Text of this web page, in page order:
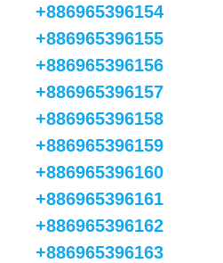
+886965396154
+886965396155
+886965396156
+886965396157
+886965396158
+886965396159
+886965396160
+886965396161
+886965396162
+886965396163